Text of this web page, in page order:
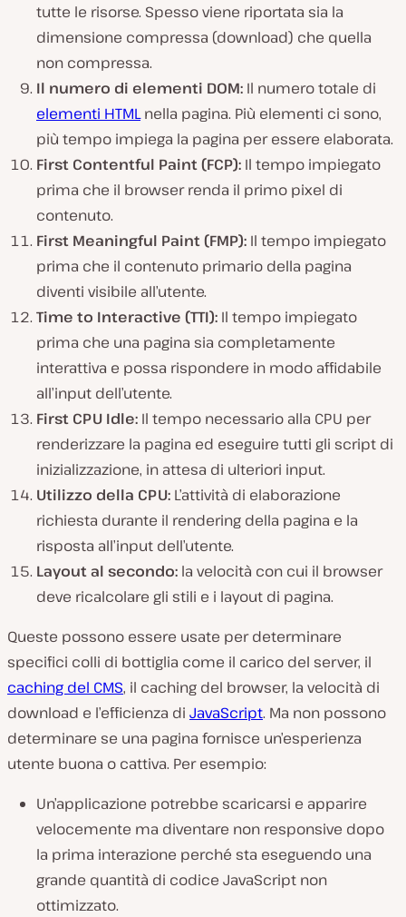
tutte le risorse. Spesso viene riportata sia la
dimensione compressa (download) che quella
non compressa.
Il numero di elementi DOM: Il numero totale di
elementi HTMLnella pagina. Più elementi ci sono,
più tempo impiega la pagina per essere elaborata.
First Contentful Paint (FCP): Il tempo impiegato
prima che il browser renda il primo pixel di
contenuto.
First Meaningful Paint (FMP): Il tempo impiegato
prima che il contenuto primario della pagina
diventi visibile all’utente.
Time to Interactive (TTI): Il tempo impiegato
prima che una pagina sia completamente
interattiva e possa rispondere in modo affidabile
all’input dell’utente.
First CPU Idle: Il tempo necessario alla CPU per
renderizzare la pagina ed eseguire tutti gli script di
inizializzazione, in attesa di ulteriori input.
Utilizzo della CPU: L’attività di elaborazione
richiesta durante il rendering della pagina e la
risposta all’input dell’utente.
Layout al secondo: la velocità con cui il browser
deve ricalcolare gli stili e i layout di pagina.
Queste possono essere usate per determinare
specifici colli di bottiglia come il carico del server, il
caching del CMS, il caching del browser, la velocità di
download e l’efficienza di JavaScript. Ma non possono
determinare se una pagina fornisce un’esperienza
utente buona o cattiva. Per esempio:
Un’applicazione potrebbe scaricarsi e apparire
velocemente ma diventare non responsive dopo
la prima interazione perché sta eseguendo una
grande quantità di codice JavaScript non
ottimizzato.